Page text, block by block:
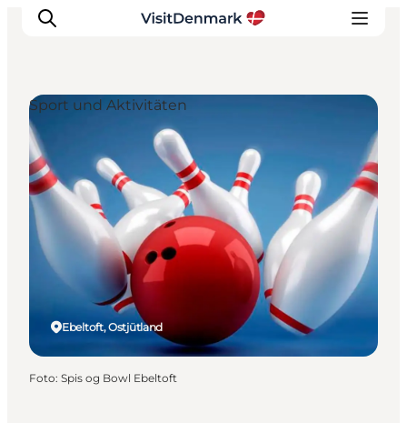
Inspiration
Regionen
Erlebnisse
Unterkünfte
Reiseplanung
Ebeltoft, Ostjütland
Sport und Aktivitäten
Foto: Spis og Bowl Ebeltoft